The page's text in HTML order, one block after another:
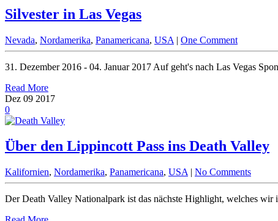
Silvester in Las Vegas
Nevada, Nordamerika, Panamericana, USA | One Comment
31. Dezember 2016 - 04. Januar 2017 Auf geht's nach Las Vegas
Read More
Dez 09 2017
0
Über den Lippincott Pass ins Death Valley
Kalifornien, Nordamerika, Panamericana, USA | No Comments
Der Death Valley Nationalpark ist das nächste Highlight, welches